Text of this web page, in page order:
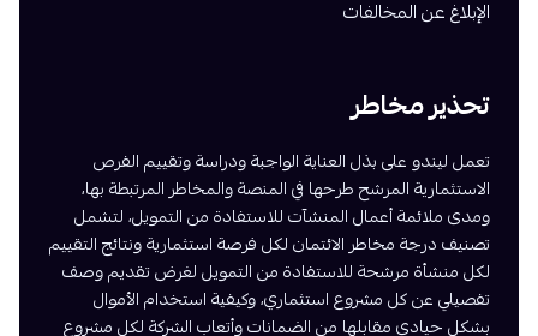
الإبلاغ عن المخالفات
تحذير مخاطر
تعمل ليندو على بذل العناية الواجبة ودراسة وتقييم الفرص
الاستثمارية المرشح طرحها في المنصة والمخاطر المرتبطة بها،
ومدى ملائمة أعمال المنشآت للاستفادة من التمويل، لتشمل
تصنيف درجة مخاطر الائتمان لكل فرصة استثمارية ونتائج التقييم
لكل منشأة مرشحة للاستفادة من التمويل لغرض تقديم وصف
تفصيلي عن كل مشروع استثماري، وكيفية استخدام الأموال
بشكل حيادي مقابلها من الضمانات وأتعاب الشركة لكل مشروع